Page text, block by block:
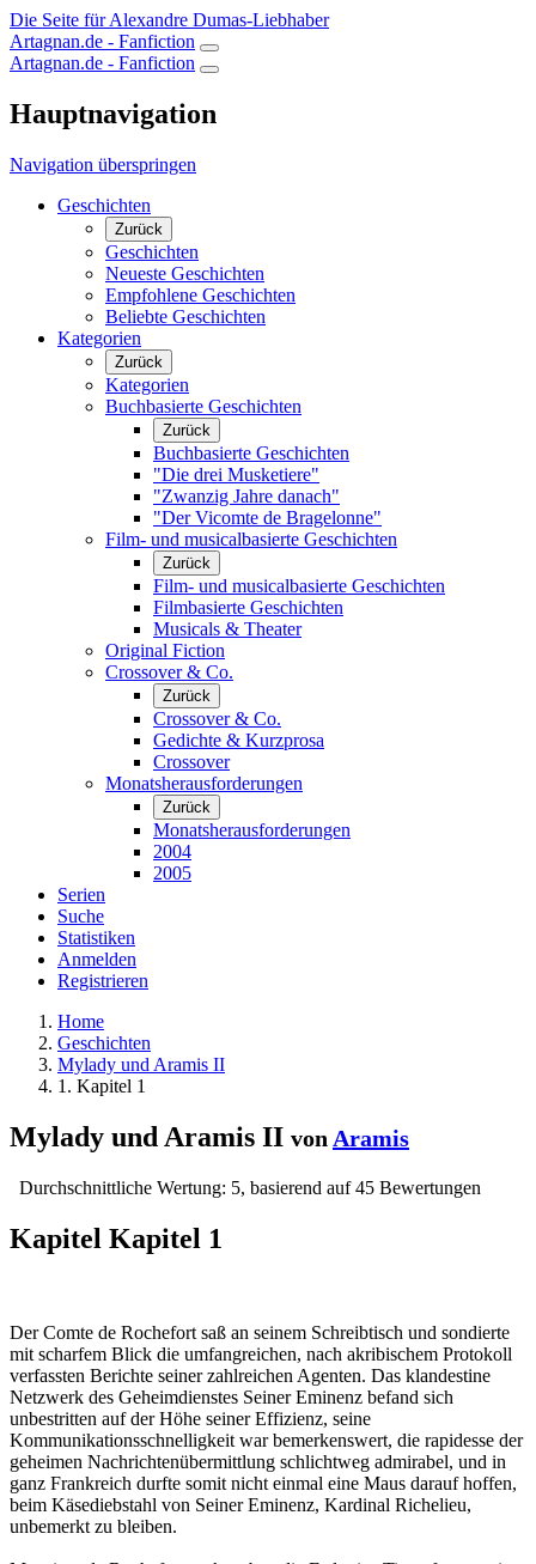
Die Seite für Alexandre Dumas-Liebhaber
Artagnan.de - Fanfiction
Artagnan.de - Fanfiction
Hauptnavigation
Navigation überspringen
Geschichten
Zurück
Geschichten
Neueste Geschichten
Empfohlene Geschichten
Beliebte Geschichten
Kategorien
Zurück
Kategorien
Buchbasierte Geschichten
Zurück
Buchbasierte Geschichten
"Die drei Musketiere"
"Zwanzig Jahre danach"
"Der Vicomte de Bragelonne"
Film- und musicalbasierte Geschichten
Zurück
Film- und musicalbasierte Geschichten
Filmbasierte Geschichten
Musicals & Theater
Original Fiction
Crossover & Co.
Zurück
Crossover & Co.
Gedichte & Kurzprosa
Crossover
Monatsherausforderungen
Zurück
Monatsherausforderungen
2004
2005
Serien
Suche
Statistiken
Anmelden
Registrieren
Home
Geschichten
Mylady und Aramis II
1. Kapitel 1
Mylady und Aramis II von Aramis
Durchschnittliche Wertung: 5, basierend auf45 Bewertungen
Kapitel Kapitel 1
Der Comte de Rochefort saß an seinem Schreibtisch und sondierte
mit scharfem Blick die umfangreichen, nach akribischem Protokoll
verfassten Berichte seiner zahlreichen Agenten. Das klandestine
Netzwerk des Geheimdienstes Seiner Eminenz befand sich
unbestritten auf der Höhe seiner Effizienz, seine
Kommunikationsschnelligkeit war bemerkenswert, die rapidesse der
geheimen Nachrichtenübermittlung schlichtweg admirabel, und in
ganz Frankreich durfte somit nicht einmal eine Maus darauf hoffen,
beim Käsediebstahl von Seiner Eminenz, Kardinal Richelieu,
unbemerkt zu bleiben.